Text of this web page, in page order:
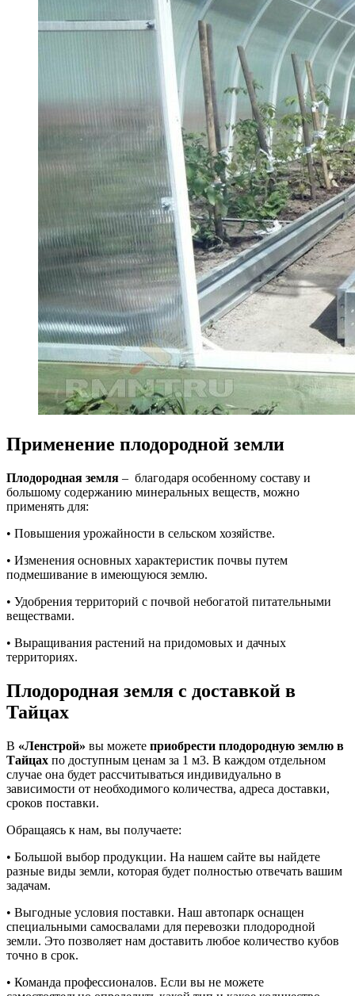
Применение плодородной земли
Плодородная земля – благодаря особенному составу и
большому содержанию минеральных веществ, можно
применять для:
• Повышения урожайности в сельском хозяйстве.
• Изменения основных характеристик почвы путем
подмешивание в имеющуюся землю.
• Удобрения территорий с почвой небогатой питательными
веществами.
• Выращивания растений на придомовых и дачных
территориях.
Плодородная земля с доставкой в
Тайцах
В «Ленстрой» вы можете приобрести плодородную землю в
Тайцах по доступным ценам за 1 м3. В каждом отдельном
случае она будет рассчитываться индивидуально в
зависимости от необходимого количества, адреса доставки,
сроков поставки.
Обращаясь к нам, вы получаете:
• Большой выбор продукции. На нашем сайте вы найдете
разные виды земли, которая будет полностью отвечать вашим
задачам.
• Выгодные условия поставки. Наш автопарк оснащен
специальными самосвалами для перевозки плодородной
земли. Это позволяет нам доставить любое количество кубов
точно в срок.
• Команда профессионалов. Если вы не можете